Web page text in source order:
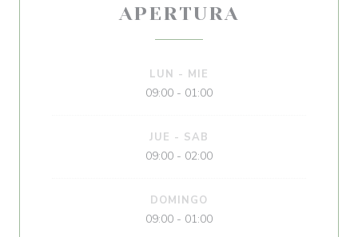
APERTURA
LUN - MIE
09:00 - 01:00
JUE - SAB
09:00 - 02:00
DOMINGO
09:00 - 01:00